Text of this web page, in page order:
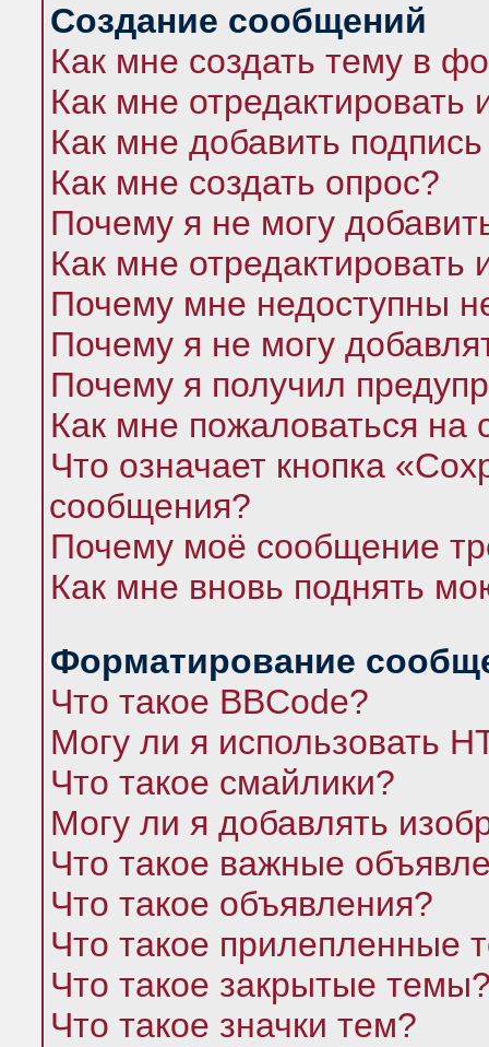
Создание сообщений
Как мне создать тему в
Как мне
Как мне добавить
Как мне создать опрос?
Почему я не могу
Как мне отредактировать
Почему мне недоступны
Почему я не могу
Почему я получил
Как мне пожаловаться
Что означает кнопка
сообщения?
Почему моё сообщение
Как мне вновь поднять
Форматирование
Что такое BBCode?
Могу ли я использовать
Что такое смайлики?
Могу ли я добавлять
Что такое важные
Что такое объявления?
Что такое прилепленные
Что такое закрытые
Что такое значки тем?